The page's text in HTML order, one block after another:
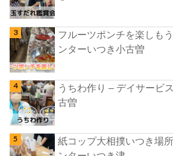
フルーツポンチを楽しも
ンターいつき小古曽
うちわ作り – デイサービ
古曽
紙コップ大相撲いつき場